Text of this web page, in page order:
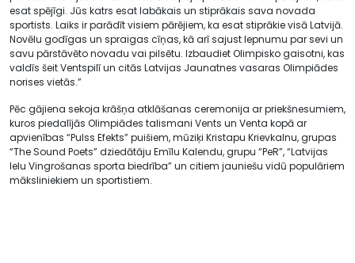
esat spējīgi. Jūs katrs esat labākais un stiprākais sava novada
sportists. Laiks ir parādīt visiem pārējiem, ka esat stiprākie visā Latvijā.
Novēlu godīgas un spraigas cīņas, kā arī sajust lepnumu par sevi un
savu pārstāvēto novadu vai pilsētu. Izbaudiet Olimpisko gaisotni, kas
valdīs šeit Ventspilī un citās Latvijas Jaunatnes vasaras Olimpiādes
norises vietās.”
Pēc gājiena sekoja krāšņa atklāšanas ceremonija ar priekšnesumiem,
kuros piedalījās Olimpiādes talismani Vents un Venta kopā ar
apvienības “Pulss Efekts” puišiem, mūziķi Kristapu Krievkalnu, grupas
“The Sound Poets” dziedātāju Emīlu Kalendu, grupu “PeR”, “Latvijas
Ielu Vingrošanas sporta biedrība” un citiem jauniešu vidū populāriem
māksliniekiem un sportistiem.